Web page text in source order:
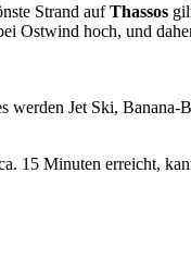
Strand aufThassos
Ostwind hoch, und
werden Jet Ski, Banana-
15 Minuten erreicht,